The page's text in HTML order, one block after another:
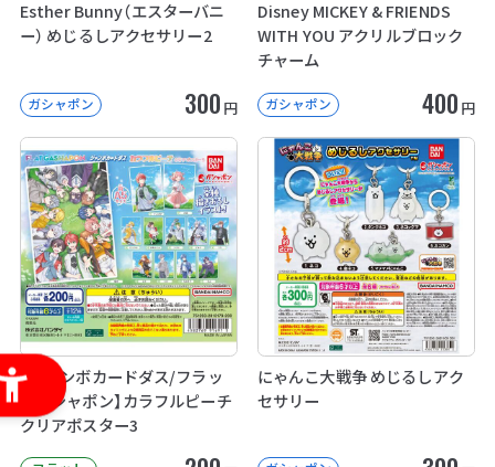
Esther Bunny（エスターバニ
ー） めじるしアクセサリー2
ガシャポン 300 円
Disney MICKEY & FRIENDS
WITH YOU アクリルブロック
チャーム
ガシャポン 400 円
【ジャンボカードダス/フラッ
トガシャポン】カラフルピーチ
クリアポスター3
にゃんこ大戦争 めじるしアク
セサリー